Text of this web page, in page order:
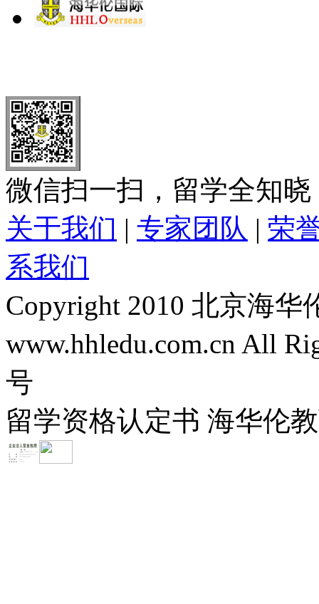
微信扫一扫，留学全知晓
关于我们 | 专家团队 | 荣
系我们
Copyright 2010 北京海
www.hhledu.com.cn All
号
留学资格认定书 海华伦